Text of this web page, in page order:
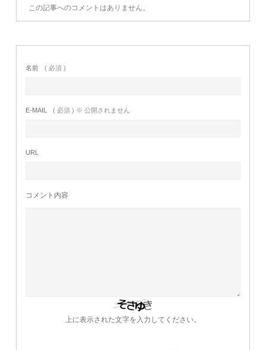
この記事へのコメントはありません。
名前 ( 必須 )
E-MAIL ( 必須 ) ※ 公開されません
URL
コメント内容
上に表示された文字を入力してください。